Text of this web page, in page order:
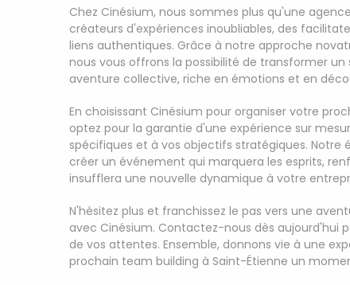
Chez Cinésium, nous sommes plus qu'une
créateurs d'expériences inoubliables, des
liens authentiques. Grâce à notre approche
nous vous offrons la possibilité de transformer
aventure collective, riche en émotions et en
En choisissant Cinésium pour organiser votre
optez pour la garantie d'une expérience sur
spécifiques et à vos objectifs stratégiques.
créer un événement qui marquera les esprits,
insufflera une nouvelle dynamique à votre
N'hésitez plus et franchissez le pas vers une
avec Cinésium. Contactez-nous dès aujourd'hui
de vos attentes. Ensemble, donnons vie à une
prochain team building à Saint-Étienne un